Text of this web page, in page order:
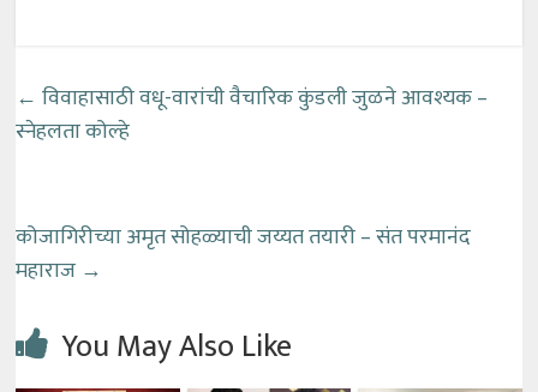
← विवाहासाठी वधू-वारांची वैचारिक कुंडली जुळने आवश्यक –
स्नेहलता कोल्हे
कोजागिरीच्या अमृत सोहळ्याची जय्यत तयारी – संत परमानंद
महाराज →
You May Also Like